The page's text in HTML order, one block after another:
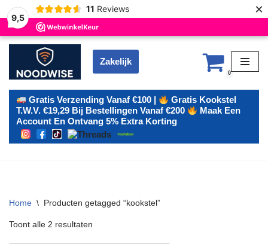
9,5
11 Reviews ×
Ga
naar
de
inhoud
Zakelijk
0
Gratis Verzending Vanaf €100 |
Gratis Kookstel
T.w.v. €19,29 Bij Bestellingen Vanaf €200
Maak Een
Account En Ontvang 5% Extra Korting
Home \ Producten getagged “kookstel”
Toont alle 2 resultaten